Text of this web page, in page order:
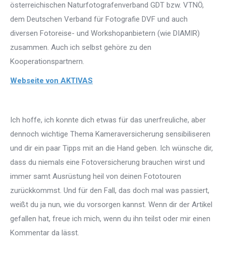
österreichischen Naturfotografenverband GDT bzw. VTNÖ,
dem Deutschen Verband für Fotografie DVF und auch
diversen Fotoreise- und Workshopanbietern (wie DIAMIR)
zusammen. Auch ich selbst gehöre zu den
Kooperationspartnern.
Webseite von AKTIVAS
Ich hoffe, ich konnte dich etwas für das unerfreuliche, aber
dennoch wichtige Thema Kameraversicherung sensibiliseren
und dir ein paar Tipps mit an die Hand geben. Ich wünsche dir,
dass du niemals eine Fotoversicherung brauchen wirst und
immer samt Ausrüstung heil von deinen Fototouren
zurückkommst. Und für den Fall, das doch mal was passiert,
weißt du ja nun, wie du vorsorgen kannst. Wenn dir der Artikel
gefallen hat, freue ich mich, wenn du ihn teilst oder mir einen
Kommentar da lässt.